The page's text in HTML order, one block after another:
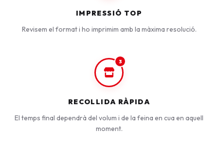
IMPRESSIÓ TOP
Revisem el format i ho imprimim amb la màxima resolució.
3
RECOLLIDA RÀPIDA
El temps final dependrà del volum i de la feina en cua en aquell
moment.